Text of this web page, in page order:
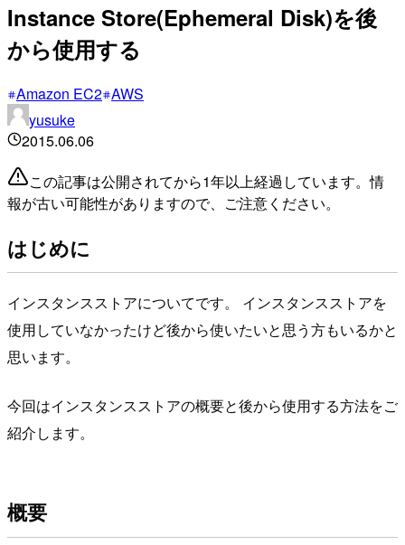
Instance Store(Ephemeral Disk)を後
から使用する
Amazon EC2 AWS
yusuke
2015.06.06
この記事は公開されてから1年以上経過しています。情
報が古い可能性がありますので、ご注意ください。
はじめに
インスタンスストアについてです。 インスタンスストアを
使用していなかったけど後から使いたいと思う方もいるかと
思います。
今回はインスタンスストアの概要と後から使用する方法をご
紹介します。
概要